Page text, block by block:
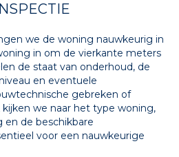
we de woning nauwkeurig in
in om de vierkante meters
de staat van onderhoud, de
en eventuele
gebreken of
we naar het type woning,
de beschikbare
voor een nauwkeurige